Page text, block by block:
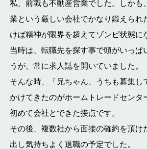
私、前職も不動産営業でした。しかも
業という厳しい会社でかなり鍛えられ
けば精神が限界を超えてゾンビ状態に
当時は、転職先を探す事で頭がいっぱ
うが、常に求人誌を開いていました。
そんな時、「兄ちゃん、うちも募集し
かけてきたのがホームトレードセンタ
初めて会社とできた接点です。
その後、複数社から面接の確約を頂け
出し気持ちよく退職の予定でした。